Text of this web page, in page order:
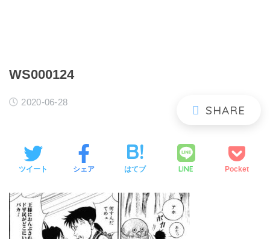
WS000124
2020-06-28
ツイート シェア はてブ LINE Pocket